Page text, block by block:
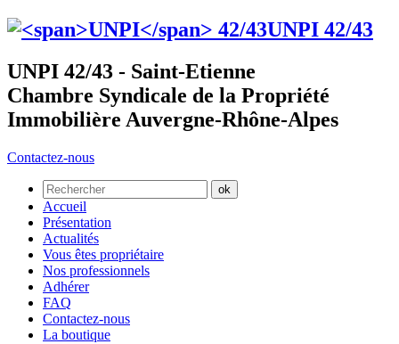
UNPI 42/43
UNPI 42/43 - Saint-Etienne
Chambre Syndicale de la Propriété
Immobilière Auvergne-Rhône-Alpes
Contactez-nous
Accueil
Présentation
Actualités
Vous êtes propriétaire
Nos professionnels
Adhérer
FAQ
Contactez-nous
La boutique